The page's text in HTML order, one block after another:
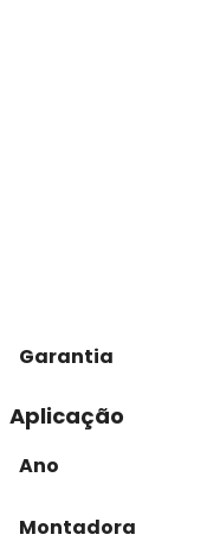
Garantia
Aplicação
Ano
Montadora